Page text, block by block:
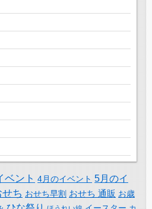
ベント 4月のイベント 5月のイ
せち おせち早割 おせち 通販 お歳